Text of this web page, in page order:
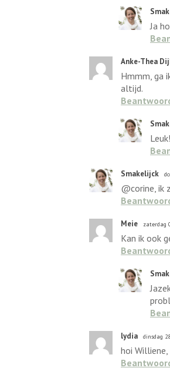
Ja
Anke-Thea
Hmmm, ga
altijd.
Smakelijck
@corine, ik
Meie zaterdag
Kan ik ook
lydia dinsdag
hoi